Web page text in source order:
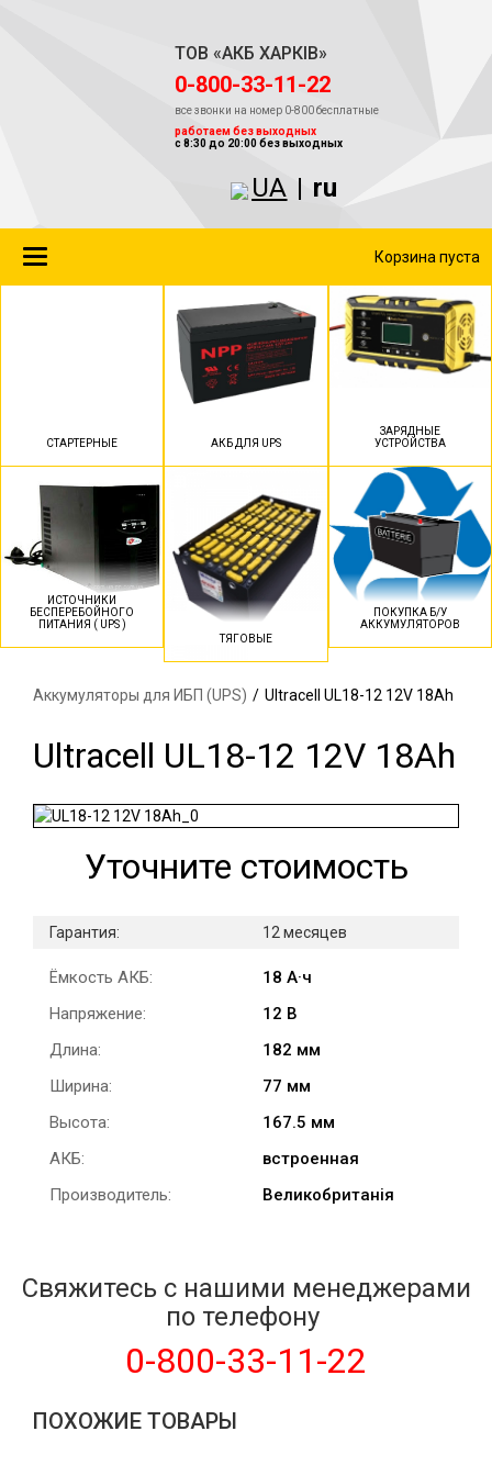
ТОВ «АКБ ХАРКІВ»
‎0-800-33-11-22
все звонки на номер 0-800 бесплатные
работаем без выходных
с 8:30 до 20:00 без выходных
UA | ru
Toggle
Корзина пуста
СТАРТЕРНЫЕ АКБ ДЛЯ UPS
ЗАРЯДНЫЕ
УСТРОЙСТВА
ИСТОЧНИКИ
БЕСПЕРЕБОЙНОГО
ПИТАНИЯ ( UPS )
ТЯГОВЫЕ
ПОКУПКА Б/У
АККУМУЛЯТОРОВ
Аккумуляторы для ИБП (UPS) / Ultracell UL18-12 12V 18Ah
Ultracell UL18-12 12V 18Ah
Уточните стоимость
Гарантия: 12 месяцев
Ёмкость АКБ:
18 А·ч
Напряжение:
12 В
Длина:
182 мм
Ширина:
77 мм
Высота:
167.5 мм
АКБ:
встроенная
Производитель:
Великобританія
Свяжитесь с нашими менеджерами
по телефону
0-800-33-11-22
ПОХОЖИЕ ТОВАРЫ